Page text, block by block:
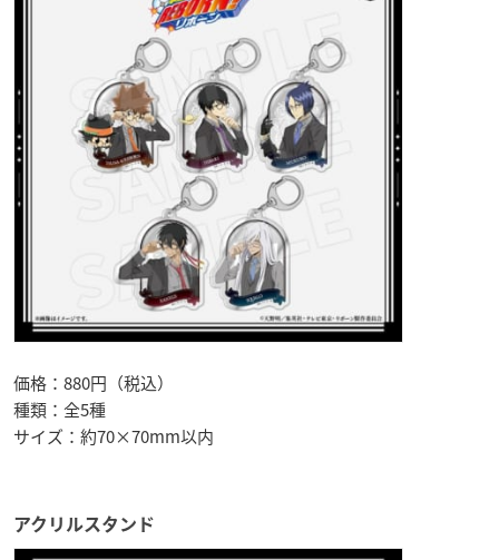
価格：880円（税込）
種類：全5種
サイズ：約70×70mm以内
アクリルスタンド